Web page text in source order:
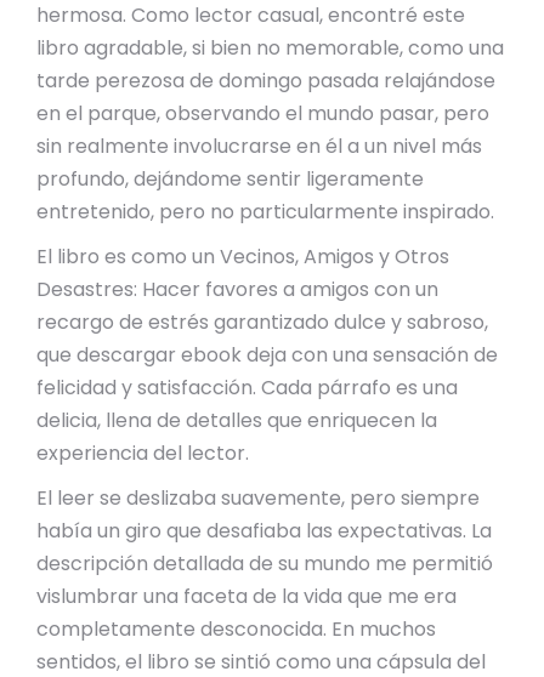
hermosa. Como lector casual, encontré este
libro agradable, si bien no memorable, como una
tarde perezosa de domingo pasada relajándose
en el parque, observando el mundo pasar, pero
sin realmente involucrarse en él a un nivel más
profundo, dejándome sentir ligeramente
entretenido, pero no particularmente inspirado.
El libro es como un Vecinos, Amigos y Otros
Desastres: Hacer favores a amigos con un
recargo de estrés garantizado dulce y sabroso,
que descargar ebook deja con una sensación de
felicidad y satisfacción. Cada párrafo es una
delicia, llena de detalles que enriquecen la
experiencia del lector.
El leer se deslizaba suavemente, pero siempre
había un giro que desafiaba las expectativas. La
descripción detallada de su mundo me permitió
vislumbrar una faceta de la vida que me era
completamente desconocida. En muchos
sentidos, el libro se sintió como una cápsula del